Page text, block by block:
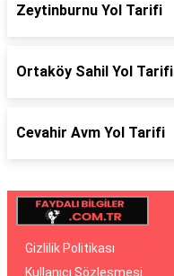
Zeytinburnu Yol Tarifi
Ortaköy Sahil Yol Tarifi
Cevahir Avm Yol Tarifi
Gizlilik Politikası
Kullanıcı Sözleşmesi